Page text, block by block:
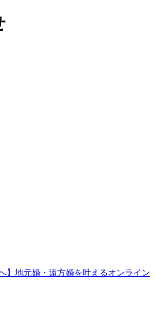
】地元婚・遠方婚を叶えるオンライン